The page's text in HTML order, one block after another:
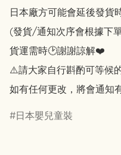
日本廠方可能會延後發貨
(發貨/通知次序會根據下
貨運需時🕑謝謝諒解❤️
⚠️請大家自行斟酌可等候
如有任何更改，將會通知
日本嬰兒童裝